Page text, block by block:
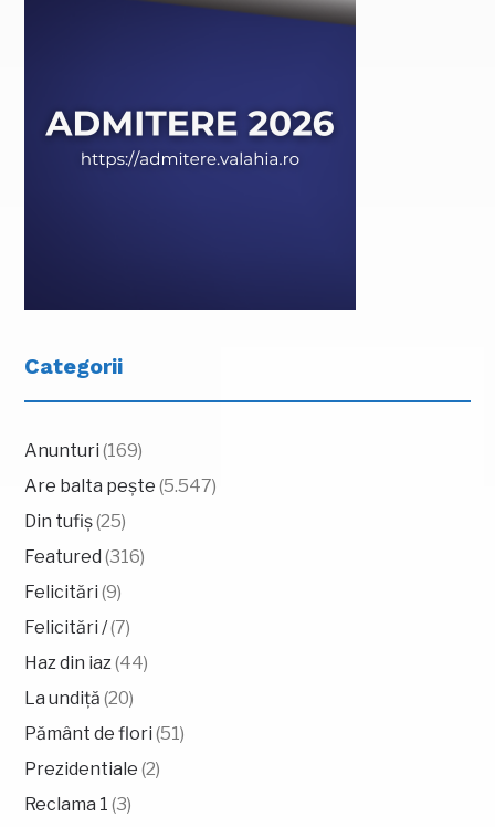
Categorii
Anunturi (169)
Are balta pește (5.547)
Din tufiș(25)
Featured (316)
Felicitări (9)
Felicitări /(7)
Haz din iaz(44)
La undiță (20)
Pământ de flori (51)
Prezidentiale (2)
Reclama 1 (3)